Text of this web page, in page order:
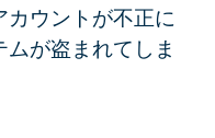
カウントが不正に
が盗まれてしま